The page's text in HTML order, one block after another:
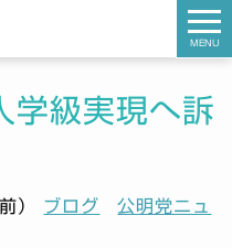
学級実現へ訴
） ブログ
公明党ニュ
MENU